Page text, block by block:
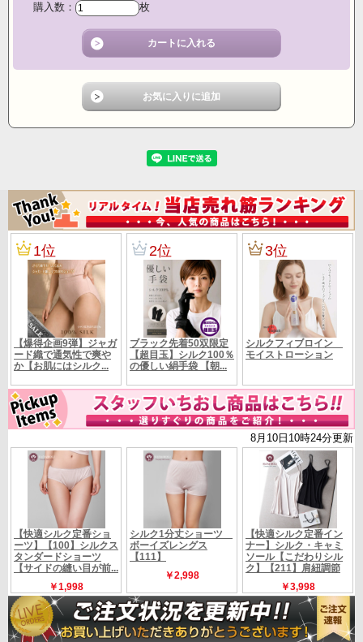
画像参考 【13】ライトグレー・【22】ライト
(モニターによりカラーに差異がある場合が御座いま
す。）
サイズ
■M～Lサイズ
袖丈39cm
身丈69cm 裾幅68cm
定 価 メーカー定価16280円(税別14800円）
購入数：
枚